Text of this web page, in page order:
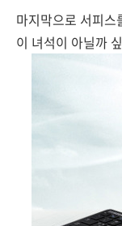
마지막으로 서피
이 녀석이 아닐까